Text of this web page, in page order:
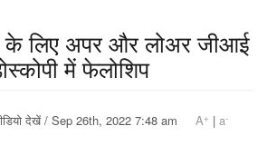
के लिए अपर और लोअर जीआई
में फेलोशिप
देखें / Sep 26th, 2022 7:48 am A+ | a-